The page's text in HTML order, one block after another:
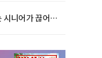
니어가 끊어야